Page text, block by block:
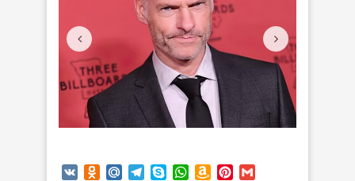
VK Odnoklassniki
Mail.RuTelegram
SkypeWhatsApp
AmazonPinterest